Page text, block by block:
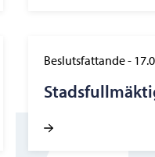
Beslutsfattande-